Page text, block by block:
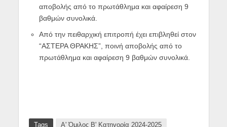
αποβολής από το πρωτάθλημα και αφαίρεση 9
βαθμών συνολικά.
Από την πειθαρχική επιτροπή έχει επιβληθεί στον
“ΑΣΤΕΡΑ ΘΡΑΚΗΣ”, ποινή αποβολής από το
πρωτάθλημα και αφαίρεση 9 βαθμών συνολικά.
Tags Α' Όμιλος Β' Κατηγορία 2024-2025